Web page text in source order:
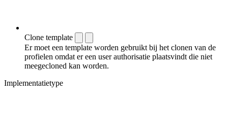
Clone template
Er moet een template worden gebruikt bij het clonen van de
profielen omdat er een user authorisatie plaatsvindt die niet
meegecloned kan worden.
Implementatietype